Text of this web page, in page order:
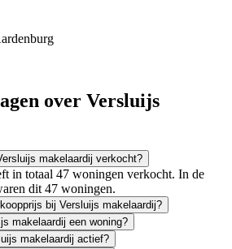
over Versluijs
makelaardij verkocht?
in totaal 47 woningen verkocht. In de
dit 47 woningen.
bij Versluijs makelaardij?
makelaardij een woning?
makelaardij actief?